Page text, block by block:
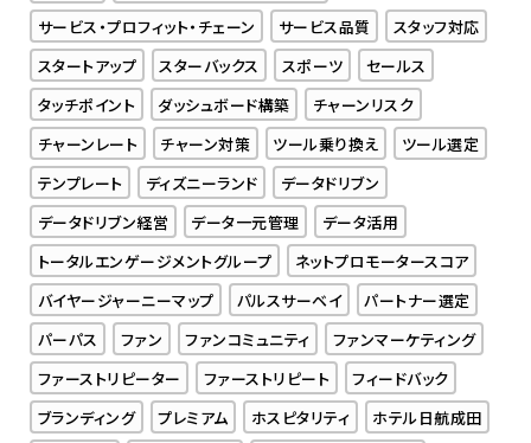
サービス・プロフィット・チェーン
サービス品質
スタッフ対応
スタートアップ
スターバックス スポーツ
セールス
タッチポイント
ダッシュボード構築
チャーンリスク
チャーンレート
チャーン対策 ツール乗り換え
ツール選定
テンプレート
ディズニーランド
データドリブン
データドリブン経営
データ一元管理
データ活用
トータルエンゲージメントグループ
ネットプロモータースコア
バイヤージャーニーマップ
パルスサーベイ
パートナー選定
パーパス
ファン ファンコミュニティ
ファンマーケティング
ファーストリピーター
ファーストリピート
フィードバック
ブランディング
プレミアム ホスピタリティ
ホテル日航成田